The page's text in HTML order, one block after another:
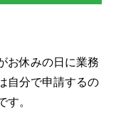
お休みの日に業務
自分で申請するの
す。